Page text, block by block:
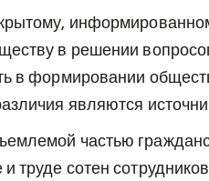
в решении
в формировании
являются
частью
труде сотен